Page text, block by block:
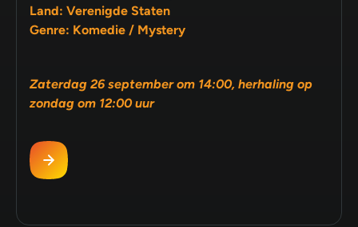
Land: Verenigde Staten
Genre: Komedie / Mystery
Zaterdag 26 september om 14:00, herhaling op
zondag om 12:00 uur